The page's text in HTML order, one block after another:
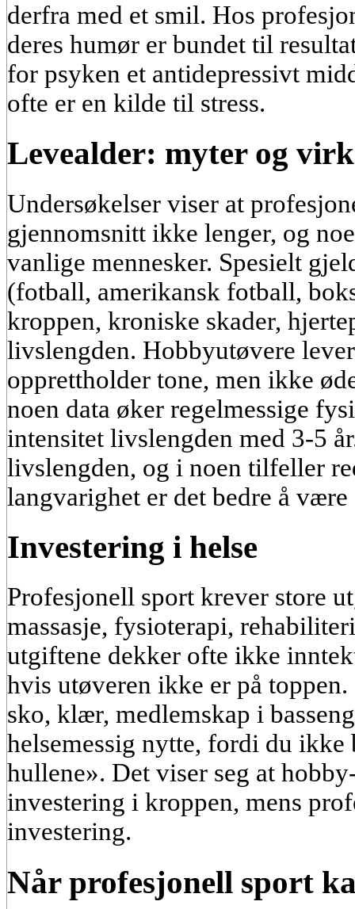
derfra med et smil. Hos
deres humør er bundet til
for psyken et antidepressivt
ofte er en kilde til stress.
Levealder: myter og
Undersøkelser viser at
gjennomsnitt ikke lenger, og
vanlige mennesker. Spesielt
(fotball, amerikansk fotball,
kroppen, kroniske skader,
livslengden. Hobbyutøvere
opprettholder tone, men ikke
noen data øker regelmessige
intensitet livslengden med 3-5
livslengden, og i noen tilfeller
langvarighet er det bedre å
Investering i helse
Profesjonell sport krever store
massasje, fysioterapi,
utgiftene dekker ofte ikke
hvis utøveren ikke er på
sko, klær, medlemskap i
helsemessig nytte, fordi du ikke
hullene». Det viser seg at
investering i kroppen, mens
investering.
Når profesjonell sport